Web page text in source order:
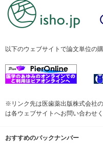
以下のウェブサイトで論文単位の
※リンク先は医歯薬出版株式会社
は各ウェブサイトへお問い合わせく
おすすめのバックナンバー